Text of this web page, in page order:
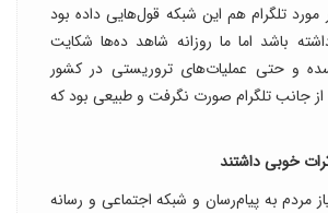
تلگرام هم این شبکه قول‌هایی داده بود
باشد اما ما روزانه شاهد ده‌ها شکایت
و حتی عملیات‌های تروریستی در کشور
جانب تلگرام صورت نگرفت و طبیعی بود که
خوبی داشتند
مردم به پیام‌رسان و شبکه اجتماعی و رسانه